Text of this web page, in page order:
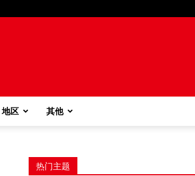
地区 其他
热门主题